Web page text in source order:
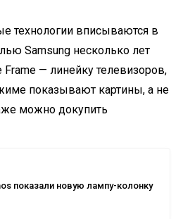
технологии вписываются в
Samsung несколько лет
Frame — линейку телевизоров,
показывают картины, а не
можно докупить
показали новую лампу-колонку